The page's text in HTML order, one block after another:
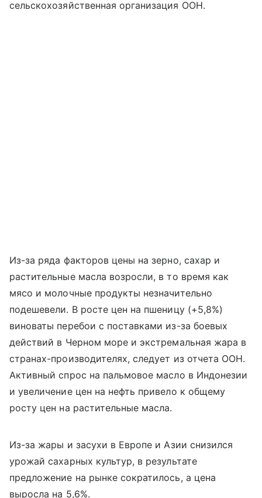
сельскохозяйственная организация ООН.
Из-за ряда факторов цены на зерно, сахар и
растительные масла возросли, в то время как
мясо и молочные продукты незначительно
подешевели. В росте цен на пшеницу (+5,8%)
виноваты перебои с поставками из-за боевых
действий в Черном море и экстремальная жара в
странах-производителях, следует из отчета ООН.
Активный спрос на пальмовое масло в Индонезии
и увеличение цен на нефть привело к общему
росту цен на растительные масла.
Из-за жары и засухи в Европе и Азии снизился
урожай сахарных культур, в результате
предложение на рынке сократилось, а цена
выросла на 5,6%.